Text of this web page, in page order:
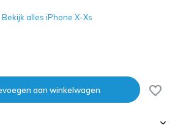
Bekijk alles iPhone X-Xs
aan winkelwagen